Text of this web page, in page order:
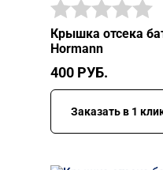
Крышка отсека
Hormann
400 РУБ.
Заказать в 1